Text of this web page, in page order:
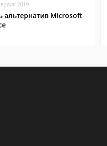
2019
альтернатив Microsoft